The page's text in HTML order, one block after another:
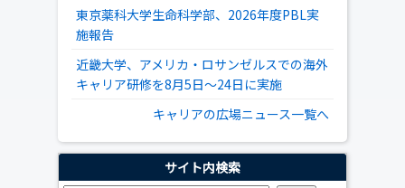
東京薬科大学生命科学部、2026年度PBL実
施報告
近畿大学、アメリカ・ロサンゼルスでの海外
キャリア研修を8月5日～24日に実施
キャリアの広場ニュース一覧へ
サイト内検索